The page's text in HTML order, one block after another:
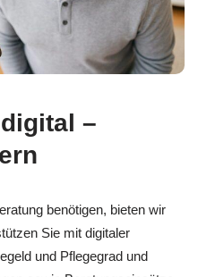
–
benötigen, bieten wir
Sie mit digitaler
und Pflegegrad und